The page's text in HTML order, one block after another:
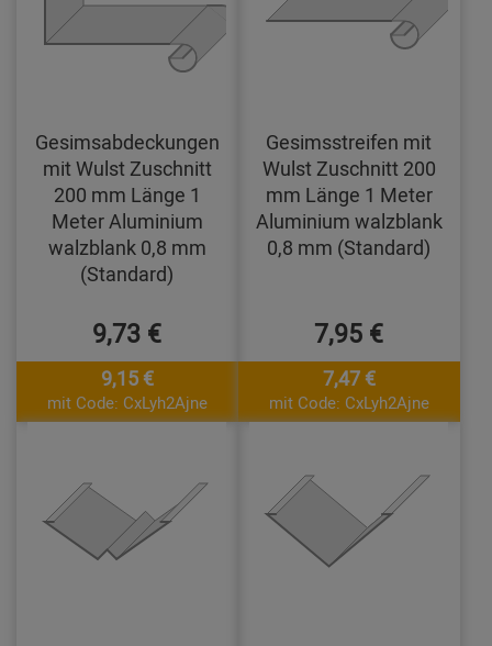
Gesimsabdeckungen
mit Wulst Zuschnitt
200 mm Länge 1
Meter Aluminium
walzblank 0,8 mm
(Standard)
9,73 €
9,15 €
mit Code: CxLyh2Ajne
Gesimsstreifen mit
Wulst Zuschnitt 200
mm Länge 1 Meter
Aluminium walzblank
0,8 mm (Standard)
7,95 €
7,47 €
mit Code: CxLyh2Ajne